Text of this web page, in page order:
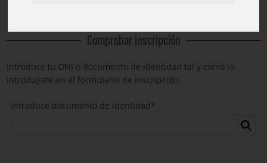
Comprobar inscripción
Introduce tu DNI o documento de identidad tal y como lo
introdujiste en el formulario de inscripción
Introduce documento de identidad*